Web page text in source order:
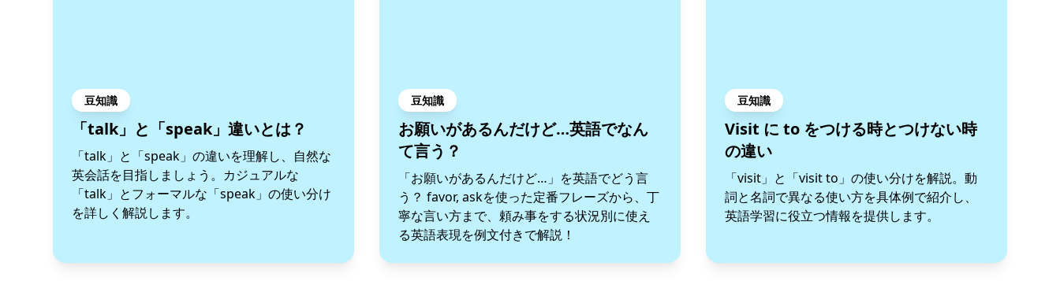
豆知識
「talk」と「speak」違いとは？
「talk」と「speak」の違いを理解し、自然な
英会話を目指しましょう。カジュアルな
「talk」とフォーマルな「speak」の使い分け
を詳しく解説します。
豆知識
お願いがあるんだけど…英語でなん
て言う？
「お願いがあるんだけど…」を英語でどう言
う？ favor, askを使った定番フレーズから、丁
寧な言い方まで、頼み事をする状況別に使え
る英語表現を例文付きで解説！
豆知識
Visit に to をつける時とつけない時
の違い
「visit」と「visit to」の使い分けを解説。動
詞と名詞で異なる使い方を具体例で紹介し、
英語学習に役立つ情報を提供します。